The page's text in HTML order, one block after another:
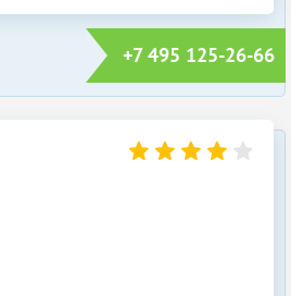
+7 495 125-26-66